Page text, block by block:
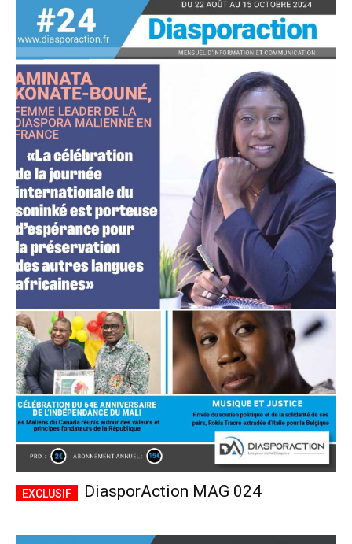
DiasporAction MAG 024